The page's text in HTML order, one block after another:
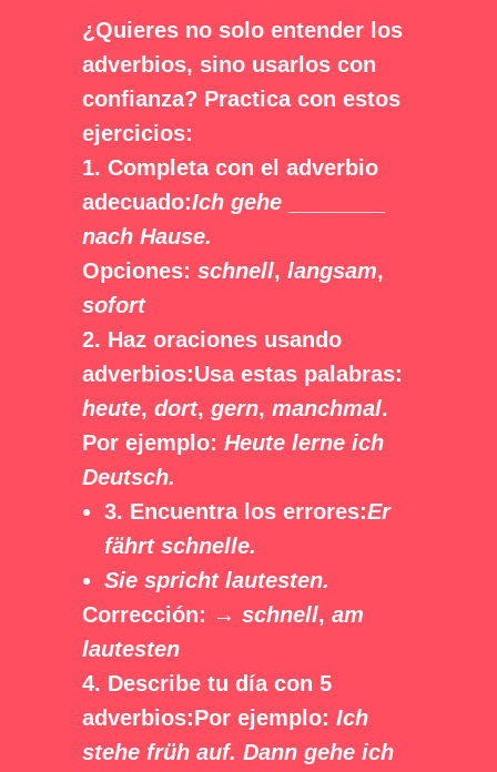
¿Quieres no solo entender los
adverbios, sino usarlos con
confianza? Practica con estos
ejercicios:
1. Completa con el adverbio
adecuado:Ich gehe ________
nach Hause.
Opciones: schnell, langsam,
sofort
2. Haz oraciones usando
adverbios:Usa estas palabras:
heute, dort, gern, manchmal.
Por ejemplo: Heute lerne ich
Deutsch.
3. Encuentra los errores:Er
fährt schnelle.
Sie spricht lautesten.
Corrección: → schnell, am
lautesten
4. Describe tu día con 5
adverbios:Por ejemplo: Ich
stehe früh auf. Dann gehe ich